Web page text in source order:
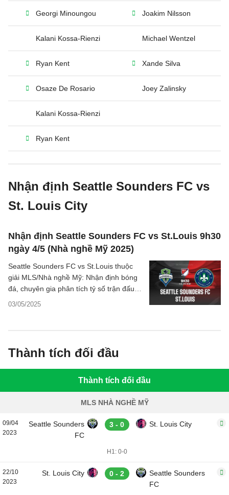
Georgi Minoungou Joakim Nilsson
Kalani Kossa-Rienzi Michael Wentzel
Ryan Kent Xande Silva
Osaze De Rosario Joey Zalinsky
Kalani Kossa-Rienzi
Ryan Kent
Nhận định Seattle Sounders FC vs
St. Louis City
Nhận định Seattle Sounders FC vs St.Louis 9h30
ngày 4/5 (Nhà nghề Mỹ 2025)
03/05/2025
Seattle Sounders FC vs St.Louis thuộc
giải MLS/Nhà nghề Mỹ: Nhận định bóng
đá, chuyên gia phân tích tỷ số trận đấu,
thông tin dự đoán kết quả chi tiết.
Thành tích đối đầu
Thành tích đối đầu
MLS NHÀ NGHỀ MỸ
09/04
2023
Seattle Sounders
FC
3 - 0 St. Louis City
H1: 0-0
22/10
2023
St. Louis City 0 - 2
Seattle Sounders
FC